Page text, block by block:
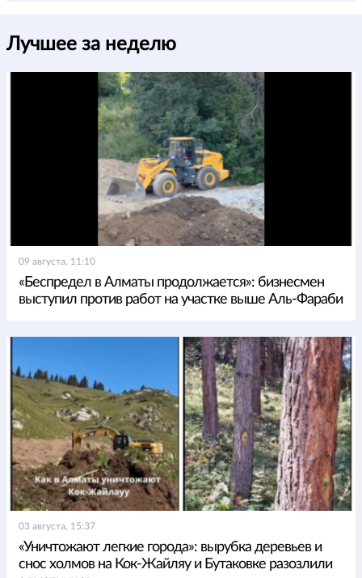
Лучшее за неделю
09 августа, 11:10
«Беспредел в Алматы продолжается»: бизнесмен
выступил против работ на участке выше Аль-Фараби
03 августа, 15:37
«Уничтожают легкие города»: вырубка деревьев и
снос холмов на Кок-Жайляу и Бутаковке разозлили